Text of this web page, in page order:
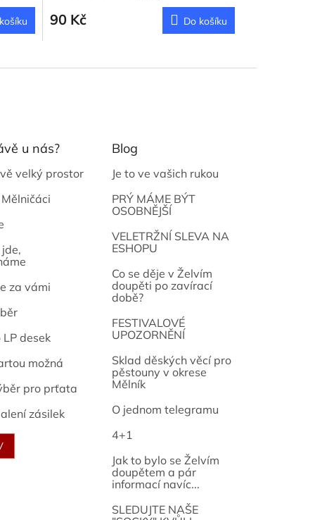
90 Kč Do košíku
u nás?
velký prostor
za vámi
desek
možná
pro prťata
zásilek
Blog
Je to ve vašich rukou
PRÝ MÁME BÝT
OSOBNĚJŠÍ
VELETRŽNÍ SLEVA NA
ESHOPU
Co se děje v Želvím
doupěti po zavírací
době?
FESTIVALOVÉ
UPOZORNĚNÍ
Sklad děských věcí pro
pěstouny v okrese
Mělník
O jednom telegramu
4+1
Jak to bylo se Želvím
doupětem a pár
informací navíc...
SLEDUJTE NAŠE